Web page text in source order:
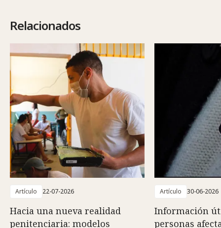
Relacionados
Artículo 22-07-2026
Hacia una nueva realidad
penitenciaria: modelos
Artículo 30-06-2026
Información
personas